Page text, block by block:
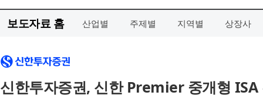
보도자료 홈 산업별 주제별 지역별 상장사
신한투자증권, 신한 Premier 중개형 ISA